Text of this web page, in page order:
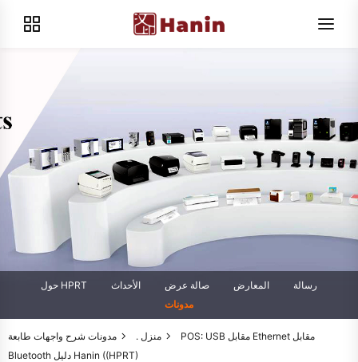
حول HPRT الأحداث صالة عرض المعارض
رسالة
مدونات
منزل . مدونات شرح واجهات طابعة POS: USB مقابل Ethernet مقابل
Bluetooth دليل Hanin ((HPRT)